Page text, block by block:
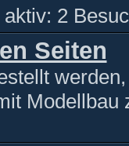
2
Seiten
Modellbau